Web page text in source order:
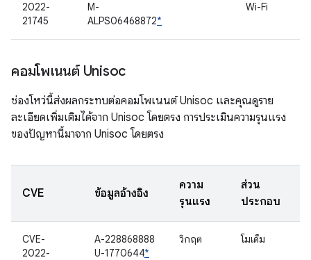
2022-
21745
M-
ALPS06468872*
Wi-Fi
คอมโพเนนต์ Unisoc
ช่องโหว่นี้ส่งผลกระทบต่อคอมโพเนนต์ Unisoc และคุณดูราย
ละเอียดเพิ่มเติมได้จาก Unisoc โดยตรง การประเมินความรุนแรง
ของปัญหานี้มาจาก Unisoc โดยตรง
CVE ข้อมูลอ้างอิง
ความ
รุนแรง
ส่วน
ประกอบ
CVE-
2022-
A-228868888
U-1770644*
วิกฤต โมเด็ม